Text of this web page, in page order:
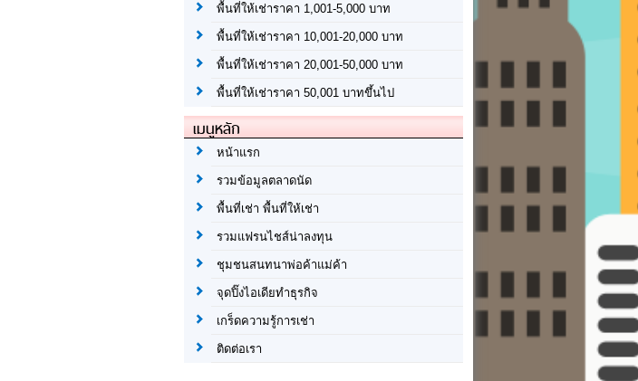
พื้นที่ให้เช่าราคา 1,001-5,000 บาท
พื้นที่ให้เช่าราคา 10,001-20,000 บาท
พื้นที่ให้เช่าราคา 20,001-50,000 บาท
พื้นที่ให้เช่าราคา 50,001 บาทขึ้นไป
เมนูหลัก
หน้าแรก
รวมข้อมูลตลาดนัด
พื้นที่เช่า พื้นที่ให้เช่า
รวมแฟรนไชส์น่าลงทุน
ชุมชนสนทนาพ่อค้าแม่ค้า
จุดปิ๊งไอเดียทำธุรกิจ
เกร็ดความรู้การเช่า
ติดต่อเรา